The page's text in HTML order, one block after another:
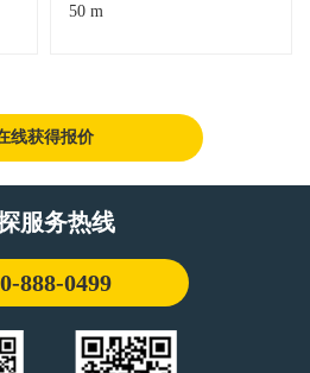
50 m
线获得报价
服务热线
888-0499